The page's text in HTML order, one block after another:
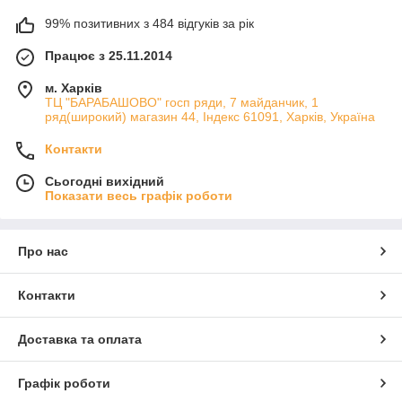
99% позитивних з 484 відгуків за рік
Працює з 25.11.2014
м. Харків
ТЦ "БАРАБАШОВО" госп ряди, 7 майданчик, 1
ряд(широкий) магазин 44, Індекс 61091, Харків, Україна
Контакти
Сьогодні вихідний
Показати весь графік роботи
Про нас
Контакти
Доставка та оплата
Графік роботи